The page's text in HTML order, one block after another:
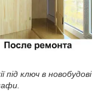
ключ в новобудові